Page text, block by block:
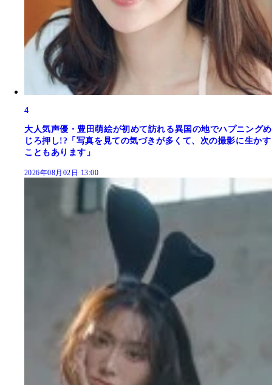
4
大人気声優・豊田萌絵が初めて訪れる異国の地でハプニングめ
じろ押し!?「写真を見ての気づきが多くて、次の撮影に生かす
こともあります」
2026年08月02日 13:00